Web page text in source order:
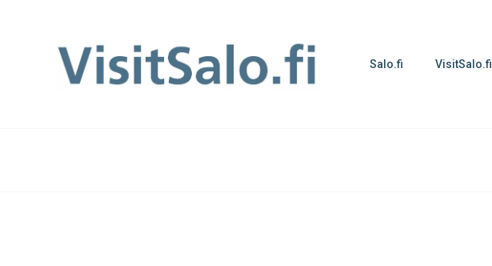
Salo.fi VisitSalo.fi